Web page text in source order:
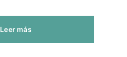
Leer más